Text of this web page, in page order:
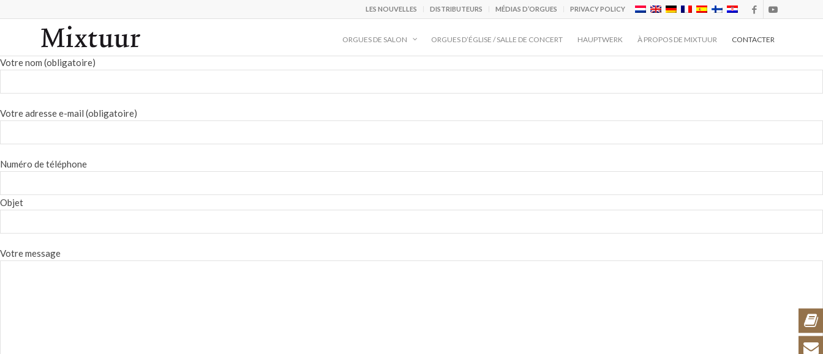
LES NOUVELLES DISTRIBUTEURS MÉDIAS D’ORGUES PRIVACY POLICY
ORGUES DE SALON ORGUES D’ÉGLISE / SALLE DE CONCERT HAUPTWERK À PROPOS DE MIXTUUR CONTACTER
Votre nom (obligatoire)
Votre adresse e-mail (obligatoire)
Numéro de téléphone
Objet
Votre message